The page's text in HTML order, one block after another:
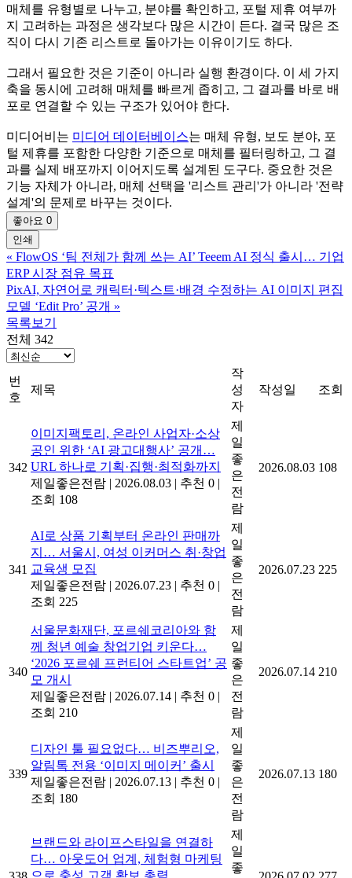
매체를 유형별로 나누고, 분야를 확인하고, 포털 제휴 여부까
지 고려하는 과정은 생각보다 많은 시간이 든다. 결국 많은 조
직이 다시 기존 리스트로 돌아가는 이유이기도 하다.
그래서 필요한 것은 기준이 아니라 실행 환경이다. 이 세 가지
축을 동시에 고려해 매체를 빠르게 좁히고, 그 결과를 바로 배
포로 연결할 수 있는 구조가 있어야 한다.
미디어비는 미디어 데이터베이스는 매체 유형, 보도 분야, 포
털 제휴를 포함한 다양한 기준으로 매체를 필터링하고, 그 결
과를 실제 배포까지 이어지도록 설계된 도구다. 중요한 것은
기능 자체가 아니라, 매체 선택을 '리스트 관리'가 아니라 '전략
설계'의 문제로 바꾸는 것이다.
좋아요 0
인쇄
« FlowOS ‘팀 전체가 함께 쓰는 AI’ Teeem AI 정식 출시… 기업
ERP 시장 점유 목표
PixAI, 자연어로 캐릭터·텍스트·배경 수정하는 AI 이미지 편집
모델 ‘Edit Pro’ 공개 »
목록보기
전체 342
번
호
제목
작
성
자
작성일 조회
342
이미지팩토리, 온라인 사업자·소상
공인 위한 ‘AI 광고대행사’ 공개…
URL 하나로 기획·집행·최적화까지
제일좋은전람 | 2026.08.03 | 추천 0 |
조회 108
제
일
좋
은
전
람
2026.08.03 108
341
AI로 상품 기획부터 온라인 판매까
지… 서울시, 여성 이커머스 취·창업
교육생 모집
제일좋은전람 | 2026.07.23 | 추천 0 |
조회 225
제
일
좋
은
전
람
2026.07.23 225
340
서울문화재단, 포르쉐코리아와 함
께 청년 예술 창업기업 키운다…
‘2026 포르쉐 프런티어 스타트업’ 공
모 개시
제일좋은전람 | 2026.07.14 | 추천 0 |
조회 210
제
일
좋
은
전
람
2026.07.14 210
339
디자인 툴 필요없다… 비즈뿌리오,
알림톡 전용 ‘이미지 메이커’ 출시
제일좋은전람 | 2026.07.13 | 추천 0 |
조회 180
제
일
좋
은
전
람
2026.07.13 180
브랜드와 라이프스타일을 연결하
다… 아웃도어 업계, 체험형 마케팅
으로 충성 고객 확보 총력
제
일
좋